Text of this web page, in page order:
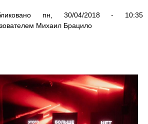
пн, 30/04/2018 - 10:35
Михаил Брацило